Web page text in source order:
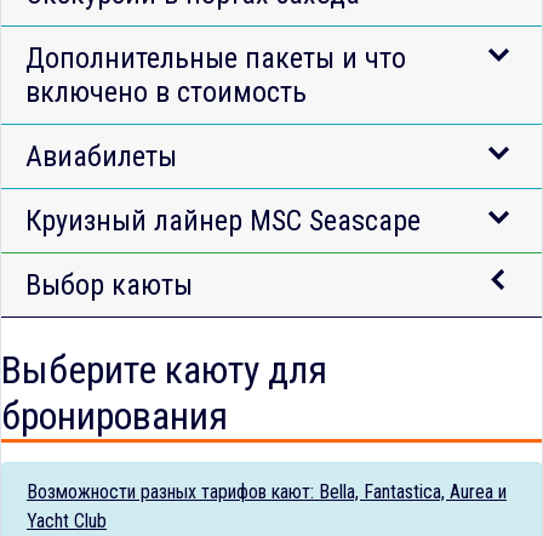
Дополнительные пакеты и что
включено в стоимость
Авиабилеты
Круизный лайнер MSC Seascape
Выбор каюты
Выберите каюту для
бронирования
Возможности разных тарифов кают: Bella, Fantastica, Aurea и
Yacht Club